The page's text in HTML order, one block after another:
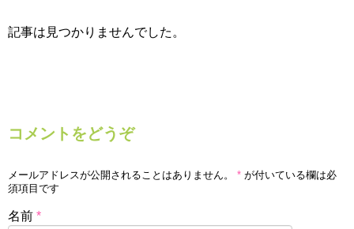
記事は見つかりませんでした。
コメントをどうぞ
メールアドレスが公開されることはありません。 * が付いている欄は必
須項目です
名前 *